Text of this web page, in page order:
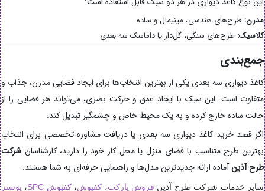
مدرن: طرح‌های هندسی، مینیمال و ساده
کلاسیک: طرح‌های سنگی، گل‌دار یا داماسک سه بعدی
جمع‌بندی
کاغذ دیواری سه بعدی یکی از بهترین انتخاب‌ها برای ایجاد فضایی مدرن، جذاب و
متفاوت است. این سبک با ایجاد عمق و حرکت بصری، می‌تواند هر فضایی را از
حالت ساده خارج کرده و به یک محیط خاص و چشمگیر تبدیل کند.
اگر قصد خرید کاغذ دیواری سه بعدی یا دریافت مشاوره تخصصی برای انتخاب
بهترین طرح متناسب با فضای منزل یا محل کار خود را دارید، کارشناسان شرکت
طرح آذینآماده ارائه جدیدترین مدل‌ها و راهنمایی حرفه‌ای به شما هستند.
سایر خدمات شرکت طرح آذین فروش پارکت، کفپوش،کفپوش SPC ، پوستر